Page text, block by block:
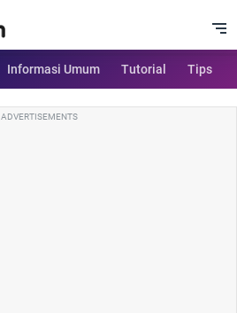
Informasi Umum Tutorial Tips
ADVERTISEMENTS